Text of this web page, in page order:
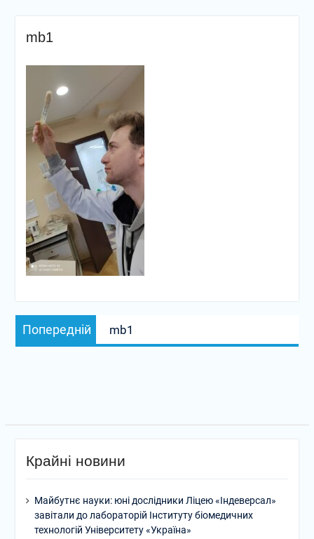
mb1
Навігація
записів
Попередній
Попередній
запис:
mb1
Крайні новини
Майбутнє науки: юні дослідники Ліцею «Індеверсал»
завітали до лабораторій Інституту біомедичних
технологій Університету «Україна»